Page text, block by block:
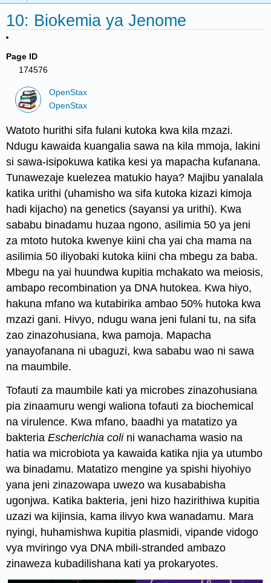
10: Biokemia ya Jenome
Page ID
174576
OpenStax
OpenStax
Watoto hurithi sifa fulani kutoka kwa kila mzazi.
Ndugu kawaida kuangalia sawa na kila mmoja, lakini
si sawa-isipokuwa katika kesi ya mapacha kufanana.
Tunawezaje kuelezea matukio haya? Majibu yanalala
katika urithi (uhamisho wa sifa kutoka kizazi kimoja
hadi kijacho) nagenetics (sayansi ya urithi). Kwa
sababu binadamu huzaa ngono, asilimia 50 ya jeni
za mtoto hutoka kwenye kiini cha yai cha mama na
asilimia 50 iliyobaki kutoka kiini cha mbegu za baba.
Mbegu na yai huundwa kupitia mchakato wa meiosis,
ambapo recombination ya DNA hutokea. Kwa hiyo,
hakuna mfano wa kutabirika ambao 50% hutoka kwa
mzazi gani. Hivyo, ndugu wana jeni fulani tu, na sifa
zao zinazohusiana, kwa pamoja. Mapacha
yanayofanana ni ubaguzi, kwa sababu wao ni sawa
na maumbile.
Tofauti za maumbile kati ya microbes zinazohusiana
pia zinaamuru wengi waliona tofauti za biochemical
na virulence. Kwa mfano, baadhi ya matatizo ya
bakteriaEscherichia colini wanachama wasio na
hatia wa microbiota ya kawaida katika njia ya utumbo
wa binadamu. Matatizo mengine ya spishi hiyohiyo
yana jeni zinazowapa uwezo wa kusababisha
ugonjwa. Katika bakteria, jeni hizo hazirithiwa kupitia
uzazi wa kijinsia, kama ilivyo kwa wanadamu. Mara
nyingi, huhamishwa kupitia plasmidi, vipande vidogo
vya mviringo vya DNA mbili-stranded ambazo
zinaweza kubadilishana kati ya prokaryotes.